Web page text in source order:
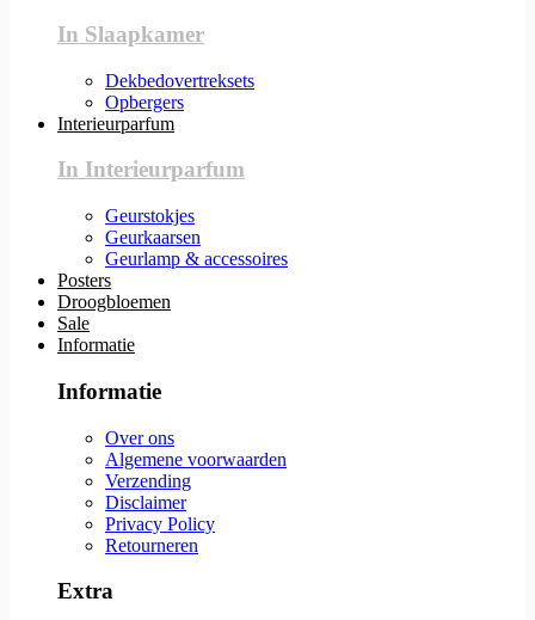
In Slaapkamer
Dekbedovertreksets
Opbergers
Interieurparfum
In Interieurparfum
Geurstokjes
Geurkaarsen
Geurlamp & accessoires
Posters
Droogbloemen
Sale
Informatie
Informatie
Over ons
Algemene voorwaarden
Verzending
Disclaimer
Privacy Policy
Retourneren
Extra